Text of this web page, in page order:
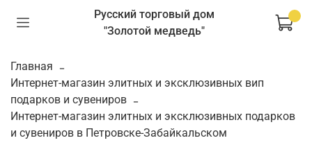
Русский торговый дом
"Золотой медведь"
Главная
Интернет-магазин элитных и эксклюзивных вип
подарков и сувениров
Интернет-магазин элитных и эксклюзивных подарков
и сувениров в Петровске-Забайкальском